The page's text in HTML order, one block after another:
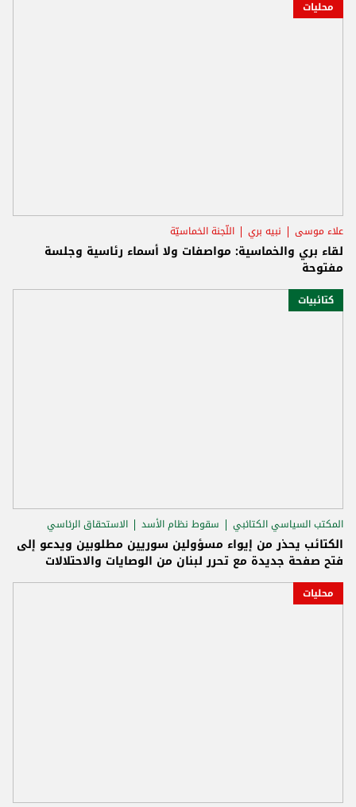
محليات
علاء موسى نبيه بري اللّجنة الخماسيّة
لقاء بري والخماسية: مواصفات ولا أسماء رئاسية وجلسة
مفتوحة
كتائبيات
المكتب السياسي الكتائبي سقوط نظام الأسد الاستحقاق الرئاسي
الكتائب يحذر من إيواء مسؤولين سوريين مطلوبين ويدعو إلى
فتح صفحة جديدة مع تحرر لبنان من الوصايات والاحتلالات
محليات